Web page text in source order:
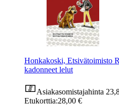
Honkakoski, Etsivätoimisto
kadonneet lelut
Asiakasomistajahinta
Etukorttia:28,00 €